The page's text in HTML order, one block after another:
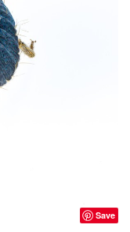
Save